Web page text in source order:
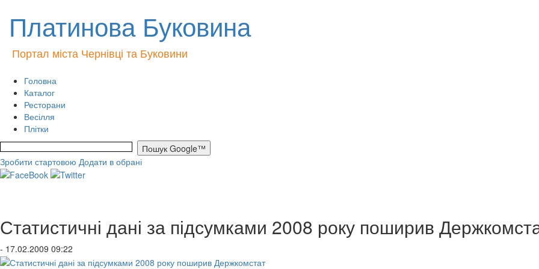
Платинова Буковина
Портал міста Чернівці та Буковини
Головна
Каталог
Ресторани
Весілля
Плітки
Зробити стартовою Додати в обрані
Статистичні дані за підсумками 2008 року поширив
- 17.02.2009 09:22